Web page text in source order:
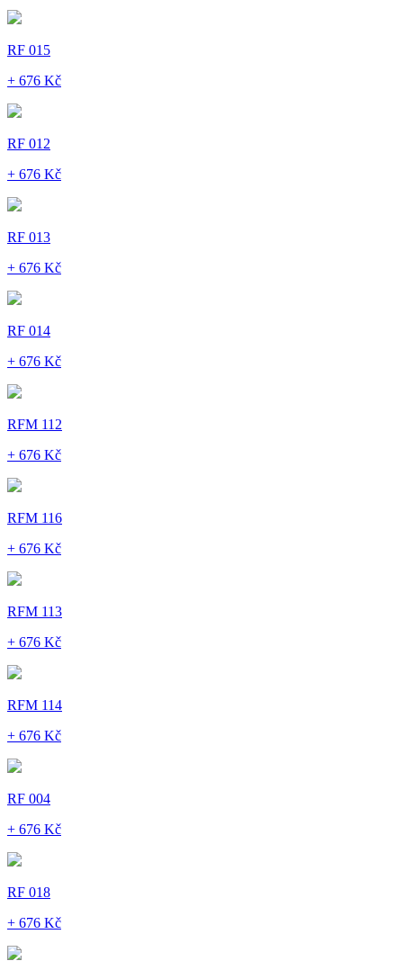
RF 015
+ 676 Kč
RF 012
+ 676 Kč
RF 013
+ 676 Kč
RF 014
+ 676 Kč
RFM 112
+ 676 Kč
RFM 116
+ 676 Kč
RFM 113
+ 676 Kč
RFM 114
+ 676 Kč
RF 004
+ 676 Kč
RF 018
+ 676 Kč